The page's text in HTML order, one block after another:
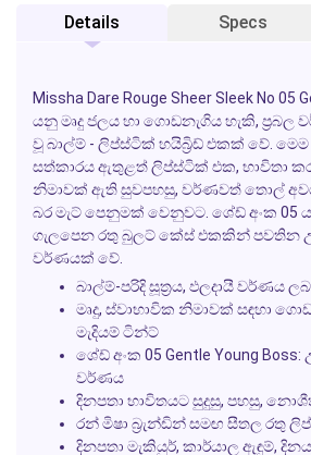
Details Specs
Missha Dare Rouge Sheer Sleek No 05
යනු මෘදු ජලය හා ගොඩනැගිය හැකි,
වූ බාල්ම් - ලිප්ස්ටික් හයිබ්‍රිඩ් එකක් වේ.
සත්කාරය ඇතුළත් ලිප්ස්ටික් එක, භාවිතා
නිමාවක් ඇති සුවපහසු, වර්ණවත් තොල්
බර මැට් පෙනුමක් වෙනුවට. ශේඩ් අංක 05
ගැලපෙන රතු බුලට් කේස් එකකින් පවතින
වර්ණයක් වේ.
බාල්ම්-පරිදි සූත්‍රය, ඵලදායී වර්ණය
මෘදු, ස්වාභාවික නිමාවක් සඳහා
මැදියම් ටින්ට්
ශේඩ් අංක 05 Gentle Young
වර්ණය
දිනපතා භාවිතයට සුදුසු, පහසු,
රන් මිෂා බ්‍රැන්ඩින් සමඟ සීතල රතු
දිනපතා මැකියුර්, කාර්යාල ඇඳුම්,